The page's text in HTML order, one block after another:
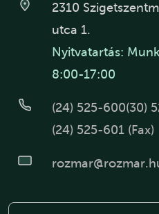
2310
utca 1.
Nyitvatartás:
8:00-17:00
(24) 525-600(30)
(24) 525-601 (Fax)